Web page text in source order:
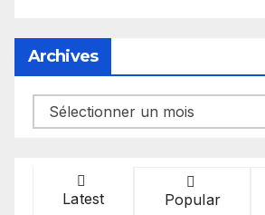
Archives
Archives
Latest Popular